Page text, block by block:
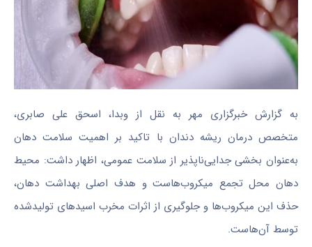
به گزارش خبرگزاری مهر به نقل از وبدا، اسحق علی صابری،
متخصص درمان ریشه دندان با تاکید بر اهمیت سلامت دهان
به‌عنوان بخشی جدایی‌ناپذیر از سلامت عمومی، اظهار داشت: محیط
دهان محل تجمع میکروب‌هاست و هدف اصلی بهداشت دهان،
حذف این میکروب‌ها و جلوگیری از اثرات مخرب اسیدهای تولیدشده
توسط آن‌هاست.